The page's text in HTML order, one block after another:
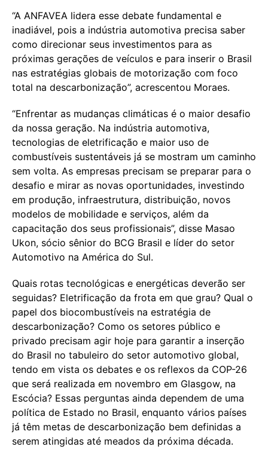
“A ANFAVEA lidera esse debate fundamental e
inadiável, pois a indústria automotiva precisa saber
como direcionar seus investimentos para as
próximas gerações de veículos e para inserir o Brasil
nas estratégias globais de motorização com foco
total na descarbonização”, acrescentou Moraes.
“Enfrentar as mudanças climáticas é o maior desafio
da nossa geração. Na indústria automotiva,
tecnologias de eletrificação e maior uso de
combustíveis sustentáveis já se mostram um caminho
sem volta. As empresas precisam se preparar para o
desafio e mirar as novas oportunidades, investindo
em produção, infraestrutura, distribuição, novos
modelos de mobilidade e serviços, além da
capacitação dos seus profissionais”, disse Masao
Ukon, sócio sênior do BCG Brasil e líder do setor
Automotivo na América do Sul.
Quais rotas tecnológicas e energéticas deverão ser
seguidas? Eletrificação da frota em que grau? Qual o
papel dos biocombustíveis na estratégia de
descarbonização? Como os setores público e
privado precisam agir hoje para garantir a inserção
do Brasil no tabuleiro do setor automotivo global,
tendo em vista os debates e os reflexos da COP-26
que será realizada em novembro em Glasgow, na
Escócia? Essas perguntas ainda dependem de uma
política de Estado no Brasil, enquanto vários países
já têm metas de descarbonização bem definidas a
serem atingidas até meados da próxima década.